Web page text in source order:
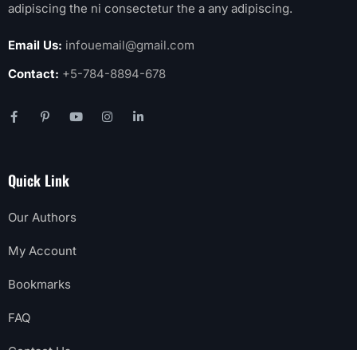
adipiscing the ni consectetur the a any adipiscing.
Email Us: infouemail@gmail.com
Contact: +5-784-8894-678
Quick Link
Our Authors
My Account
Bookmarks
FAQ